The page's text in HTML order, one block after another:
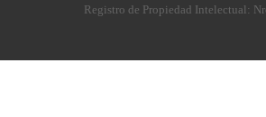
Registro de Propiedad Intelectual: